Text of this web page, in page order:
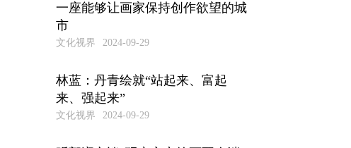
一座能够让画家保持创作欲望的城
市
文化视界 2024-09-29
林蓝：丹青绘就“站起来、富起
来、强起来”
文化视界 2024-09-29